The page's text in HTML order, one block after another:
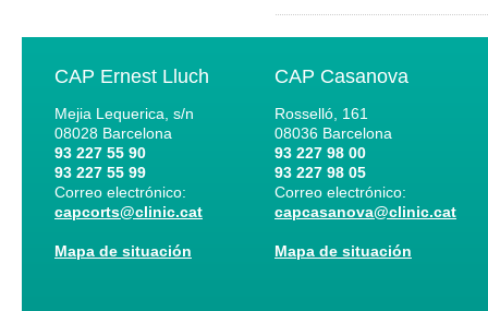
CAP Ernest Lluch
Mejia Lequerica, s/n
08028 Barcelona
93 227 55 90
93 227 55 99
Correo electrónico:
capcorts@clinic.cat
Mapa de situación
CAP Casanova
Rosselló, 161
08036 Barcelona
93 227 98 00
93 227 98 05
Correo electrónico:
capcasanova@clinic.cat
Mapa de situación